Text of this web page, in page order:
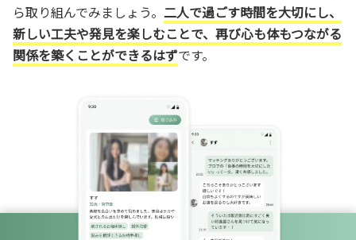
ら取り組んでみましょう。 二人で過ごす時間を大切にし、
新しい工夫や発見を楽しむことで、再び心も体もつながる
関係を築くことができるはずです。